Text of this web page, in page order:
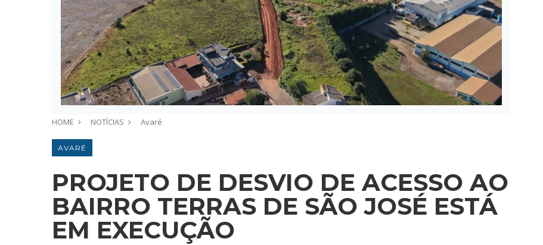
HOME NOTÍCIAS Avaré
AVARÉ
PROJETO DE DESVIO DE ACESSO AO
BAIRRO TERRAS DE SÃO JOSÉ ESTÁ
EM EXECUÇÃO